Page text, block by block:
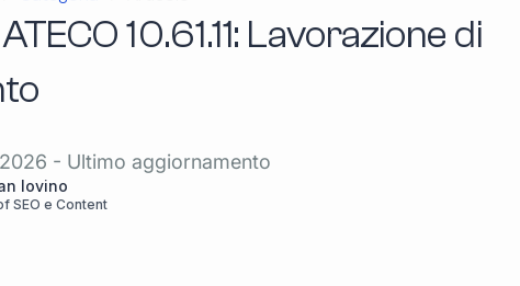
10.61.11: Lavorazione di
- Ultimo aggiornamento
Iovino
SEO e Content